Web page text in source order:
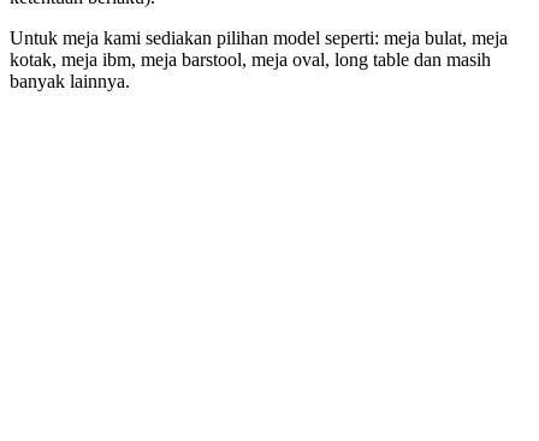
Untuk meja kami sediakan pilihan model seperti: meja bulat, meja
kotak, meja ibm, meja barstool, meja oval, long table dan masih
banyak lainnya.